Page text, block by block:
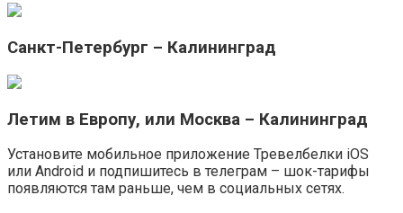
Санкт-Петербург – Калининград
Летим в Европу, или Москва – Калининград
Установите мобильное приложение Тревелбелки iOS
или Android и подпишитесь в телеграм – шок-тарифы
появляются там раньше, чем в социальных сетях.